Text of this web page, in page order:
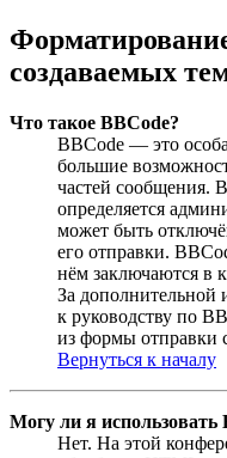
создаваемых
Что такое BBCode?
BBCode — это
большие
частей сообщения.
определяется
может быть
его отправки.
нём заключаются в
За дополнительной
к руководству по
из формы отправки
Вернуться к началу
Могу ли я
Нет. На этой